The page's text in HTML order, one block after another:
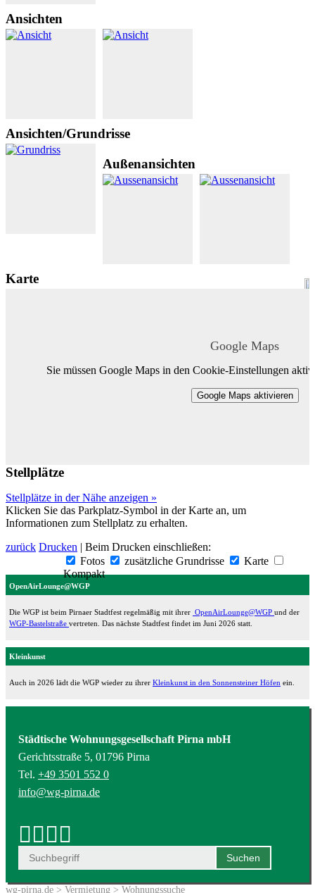
Ansichten
Ansichten/Grundrisse
Außenansichten
Karte
Google Maps
Sie müssen Google Maps in den Cookie-Einstellungen
Google Maps aktivieren
Stellplätze
Stellplätze in der Nähe anzeigen »
Klicken Sie das Parkplatz-Symbol in der Karte an, um
Informationen zum Stellplatz zu erhalten.
zurück Drucken | Beim Drucken einschließen:
Fotos
zusätzliche Grundrisse
Karte
Kompakt
OpenAirLounge@WGP
Die WGP ist beim Pirnaer Stadtfest regelmäßig mit ihrer OpenAirLounge@WGP und der
WGP-Bastelstraße vertreten. Das nächste Stadtfest findet im Juni 2026 statt.
Kleinkunst
Auch in 2026 lädt die WGP wieder zu ihrer Kleinkunst in den Sonnensteiner Höfen ein.
Städtische Wohnungsgesellschaft Pirna mbH
Gerichtsstraße 5, 01796 Pirna
Tel. +49 3501 552 0
info@wg-pirna.de
wg-pirna.de > Vermietung > Wohnungssuche